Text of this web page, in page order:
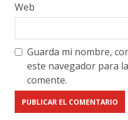
Web
Guarda mi nombre,
este navegador para
comente.